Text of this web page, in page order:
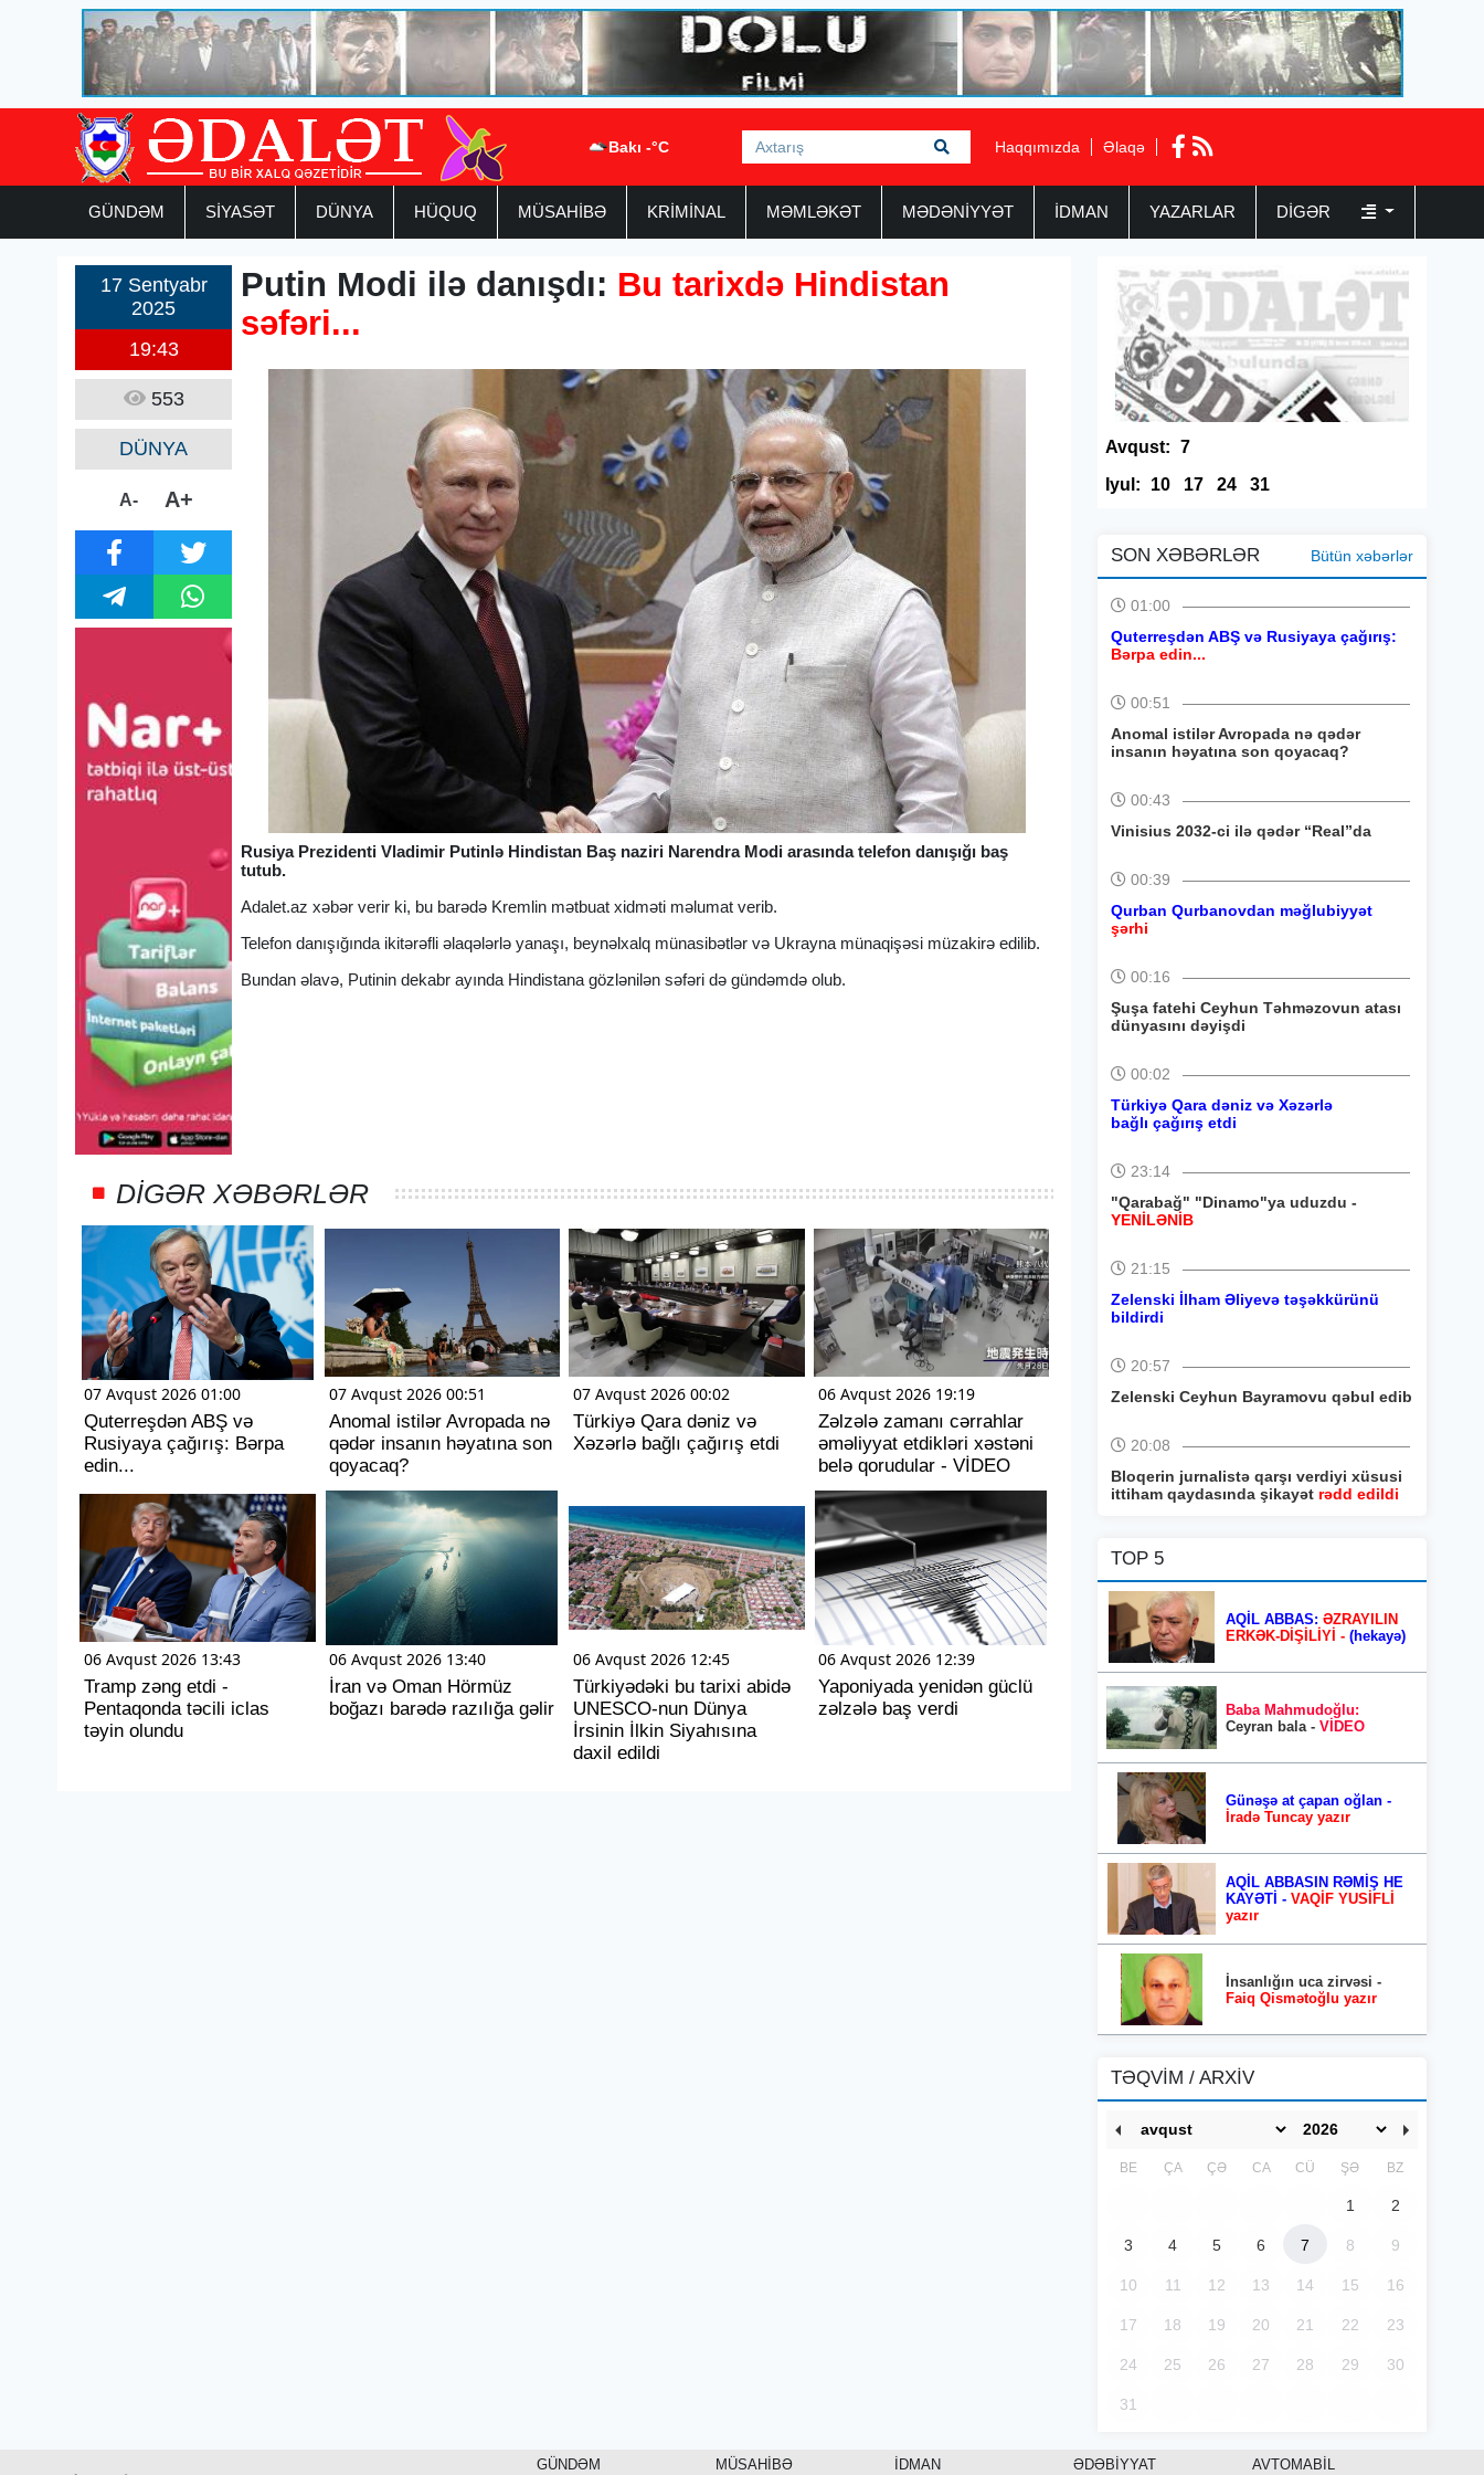
Bakı -°C Haqqımızda Əlaqə
GÜNDƏM SİYASƏT DÜNYA HÜQUQ MÜSAHİBƏ KRİMİNAL MƏMLƏKƏT MƏDƏNİYYƏT İDMAN YAZARLAR DIGƏR
17 Sentyabr
2025
19:43
553
DÜNYA
A- A+
Putin Modi ilə danışdı: Bu tarixdə Hindistan
səfəri...
Rusiya Prezidenti Vladimir Putinlə Hindistan Baş naziri Narendra Modi arasında telefon danışığı baş
tutub.
Adalet.az xəbər verir ki, bu barədə Kremlin mətbuat xidməti məlumat verib.
Telefon danışığında ikitərəfli əlaqələrlə yanaşı, beynəlxalq münasibətlər və Ukrayna münaqişəsi müzakirə edilib.
Bundan əlavə, Putinin dekabr ayında Hindistana gözlənilən səfəri də gündəmdə olub.
DIGƏR XƏBƏRLƏR
07 Avqust 2026 01:00
Quterreşdən ABŞ və
Rusiyaya çağırış: Bərpa
edin...
07 Avqust 2026 00:51
Anomal istilər Avropada nə
qədər insanın həyatına son
qoyacaq?
07 Avqust 2026 00:02
Türkiyə Qara dəniz və
Xəzərlə bağlı çağırış etdi
06 Avqust 2026 19:19
Zəlzələ zamanı cərrahlar
əməliyyat etdikləri xəstəni
belə qorudular - VİDEO
06 Avqust 2026 13:43
Tramp zəng etdi -
Pentaqonda təcili iclas
təyin olundu
06 Avqust 2026 13:40
İran və Oman Hörmüz
boğazı barədə razılığa gəlir
06 Avqust 2026 12:45
Türkiyədəki bu tarixi abidə
UNESCO-nun Dünya
İrsinin İlkin Siyahısına
daxil edildi
06 Avqust 2026 12:39
Yaponiyada yenidən güclü
zəlzələ baş verdi
Avqust: 7
Iyul:
10 17 24 31
SON XƏBƏRLƏR Bütün xəbərlər
01:00
Quterreşdən ABŞ və Rusiyaya çağırış:
Bərpa edin...
00:51
Anomal istilər Avropada nə qədər
insanın həyatına son qoyacaq?
00:43
Vinisius 2032-ci ilə qədər “Real”da
00:39
Qurban Qurbanovdan məğlubiyyət
şərhi
00:16
Şuşa fatehi Ceyhun Təhməzovun atası
dünyasını dəyişdi
00:02
Türkiyə Qara dəniz və Xəzərlə
bağlı çağırış etdi
23:14
"Qarabağ" "Dinamo"ya uduzdu -
YENİLƏNİB
21:15
Zelenski İlham Əliyevə təşəkkürünü
bildirdi
20:57
Zelenski Ceyhun Bayramovu qəbul edib
20:08
Bloqerin jurnalistə qarşı verdiyi xüsusi
ittiham qaydasında şikayət rədd edildi
TOP 5
AQİL ABBAS: ƏZRAYILIN
ERKƏK-DİŞİLİYİ - (hekayə)
Baba Mahmudoğlu:
Ceyran bala - VİDEO
Günəşə at çapan oğlan -
İradə Tuncay yazır
AQİL ABBASIN RƏMİŞ HE
KAYƏTİ - VAQİF YUSİFLİ
yazır
İnsanlığın uca zirvəsi -
Faiq Qismətoğlu yazır
TƏQVİM / ARXİV
BE ÇA ÇƏ CA CÜ ŞƏ BZ
1 2
3 4 5 6 7 8 9
10 11 12 13 14 15 16
17 18 19 20 21 22 23
24 25 26 27 28 29 30
31
GÜNDƏM MÜSAHİBƏ İDMAN ƏDƏBİYYAT AVTOMABİL